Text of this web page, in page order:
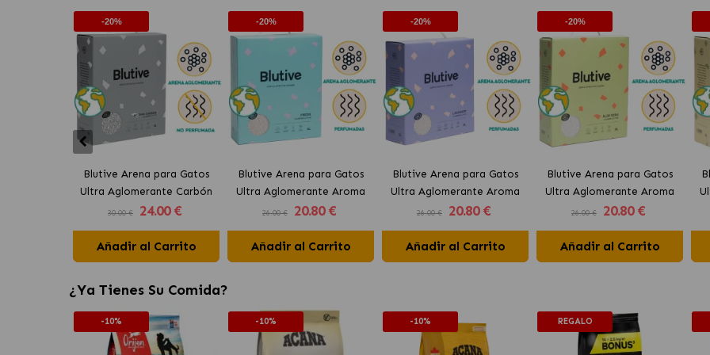
-20%
Blutive Arena para Gatos
Ultra Aglomerante Carbón
Activo
30.00 € 24.00 €
Añadir al Carrito
-20%
Blutive Arena para Gatos
Ultra Aglomerante Aroma
Fresh
26.00 € 20.80 €
Añadir al Carrito
-20%
Blutive Arena para Gatos
Ultra Aglomerante Aroma
Lavanda
26.00 € 20.80 €
Añadir al Carrito
-20%
Blutive Arena para Gatos
Ultra Aglomerante Aroma
Aloe Vera
26.00 € 20.80 €
Añadir al Carrito
¿Ya Tienes Su Comida?
-10% -10% -10% REGALO